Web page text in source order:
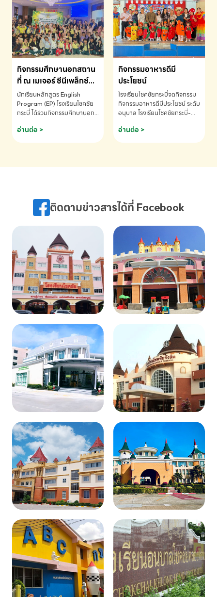
2569 ณ ประเทศสิงคโปร์
INTERNATIONAL
MATHEMATICS AND
MENTAL ARITHMETIC
COMPETITION 2026 - ถ้วย
รางวัลรองชนะเลิศอันดับที่ 2
Mental Arithmetic
Competition K2 - ถ้วยรางวัล
รองชนะเลิศอันดับที่ 2 Mental
K2(Grop) โรงเรียนโชคชัยกระบี่-
สอบถามข้อมูลเพิ่มเติม โทร.
075-691910
กิจกรรมศึกษานอกสถาน
ที่ ณ เมเจอร์ ซีนีเพล็กซ์
ระดับประถมศึกษา (EP.1-
6)
นักเรียนหลักสูตร English
Program (EP) โรงเรียนโชคชัย
กระบี่ ได้ร่วมกิจกรรมศึกษานอก
ชมภาพยนตร์ Toy Story 5
(Soundtrack)เพื่อเสริมทักษะ
ภาษา ผ่านประสบการณ์การเรียนรู้
075-691910
อ่านต่อ >
กิจกรรมอาหารดีมี
ประโยชน์
โรงเรียนโชคชัยกระบี่จดกิจกรรม
กิจกรรมอาหารดีมีประโยชน์ ระดับ
อนุบาล โรงเรียนโชคชัยกระบี่-
075-691910
อ่านต่อ >
ติดตามข่าวสารได้ที่ Facebook